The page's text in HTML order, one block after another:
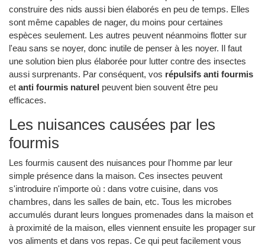
construire des nids aussi bien élaborés en peu de temps. Elles
sont même capables de nager, du moins pour certaines
espèces seulement. Les autres peuvent néanmoins flotter sur
l'eau sans se noyer, donc inutile de penser à les noyer. Il faut
une solution bien plus élaborée pour lutter contre des insectes
aussi surprenants. Par conséquent, vos répulsifs anti fourmis
et anti fourmis naturel peuvent bien souvent être peu
efficaces.
Les nuisances causées par les
fourmis
Les fourmis causent des nuisances pour l'homme par leur
simple présence dans la maison. Ces insectes peuvent
s'introduire n'importe où : dans votre cuisine, dans vos
chambres, dans les salles de bain, etc. Tous les microbes
accumulés durant leurs longues promenades dans la maison et
à proximité de la maison, elles viennent ensuite les propager sur
vos aliments et dans vos repas. Ce qui peut facilement vous